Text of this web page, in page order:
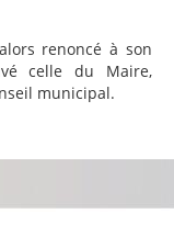
renoncé à son
celle du Maire,
municipal.